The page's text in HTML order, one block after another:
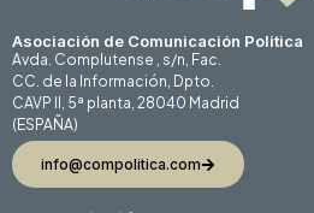
Asociación de Comunicación Politica
Avda. Complutense , s/n, Fac.
CC. de la Información, Dpto.
CAVP II, 5ª planta, 28040 Madrid
(ESPAÑA)
info@compolitica.com